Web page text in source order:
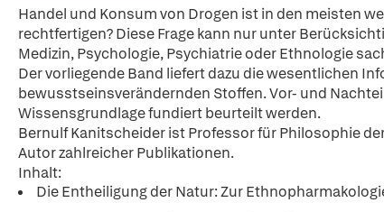
Handel und Konsum von Drogen ist in den meisten
rechtfertigen? Diese Frage kann nur unter
Medizin, Psychologie, Psychiatrie oder Ethnologie
Der vorliegende Band liefert dazu die wesentlichen
bewusstseinsverändernden Stoffen. Vor- und
Wissensgrundlage fundiert beurteilt werden.
Bernulf Kanitscheider ist Professor für Philosophie
Autor zahlreicher Publikationen.
Inhalt:
Die Entheiligung der Natur: Zur